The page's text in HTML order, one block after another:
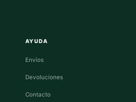
AYUDA
Envíos
Devoluciones
Contacto